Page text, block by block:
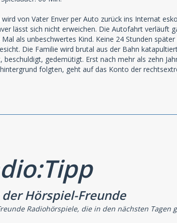
von Vater Enver per Auto zurück ins Internat
lässt sich nicht erweichen. Die Autofahrt verläuft
als unbeschwertes Kind. Keine 24 Stunden
Die Familie wird brutal aus der Bahn
gedemütigt. Erst nach mehr als zehn
folgten, geht auf das Konto der
der Hörspiel-Freunde
Radiohörspiele, die in den nächsten Tagen